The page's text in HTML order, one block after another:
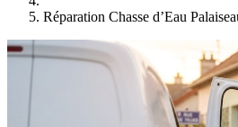
Réparation Chasse d’Eau